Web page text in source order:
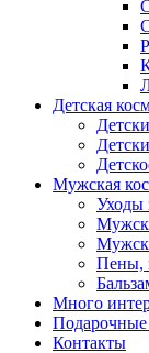
Детская
Мужская
Уходы
Пены,
Много
Контакты